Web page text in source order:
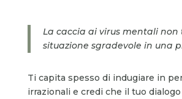
La caccia ai virus mentali
situazione sgradevole in una
Ti capita spesso di indugiare in
irrazionali e credi che il tuo